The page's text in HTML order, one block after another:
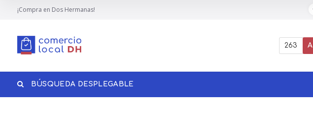
¡Compra en Dos Hermanas!
263
BÚSQUEDA DESPLEGABLE